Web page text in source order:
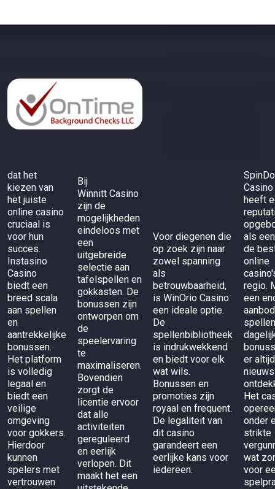
dat het
kiezen van
het juiste
online casino
cruciaal is
voor hun
succes.
Instasino
Casino
biedt een
breed scala
aan spellen
en
aantrekkelijke
bonussen.
Het platform
is volledig
legaal en
biedt een
veilige
omgeving
voor gokkers.
Hierdoor
kunnen
spelers met
vertrouwen
Bij
Winnitt Casino
zijn de
mogelijkheden
eindeloos met
een
uitgebreide
selectie aan
tafelspellen en
gokkasten. De
bonussen zijn
ontworpen om
de
speelervaring
te
maximaliseren.
Bovendien
zorgt de
licentie ervoor
dat alle
activiteiten
gereguleerd
en eerlijk
verlopen. Dit
maakt het een
Voor diegenen die
op zoek zijn naar
zowel spanning
als
betrouwbaarheid,
is WinOrio Casino
een ideale optie.
De
spellenbibliotheek
is indrukwekkend
en biedt voor elk
wat wils.
Bonussen en
promoties zijn
royaal en frequent.
De legaliteit van
dit casino
garandeert een
eerlijke kans voor
iedereen.
Casino
heeft
als
de
online
regio.
een
er
Het
onder
strikte
wat
voor